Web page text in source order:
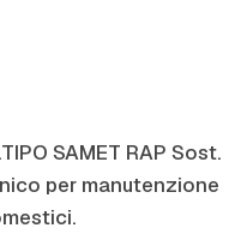
SAMET RAP Sost.
per manutenzione